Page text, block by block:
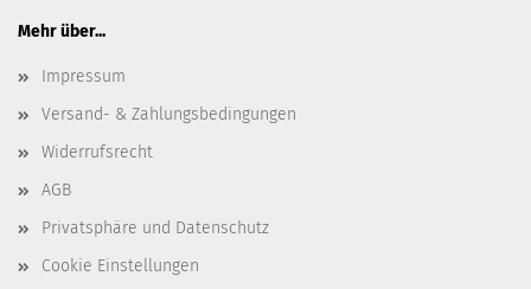
Mehr über...
Impressum
Versand- & Zahlungsbedingungen
Widerrufsrecht
AGB
Privatsphäre und Datenschutz
Cookie Einstellungen